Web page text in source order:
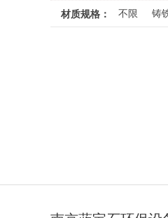
材质规格：
不限 铸